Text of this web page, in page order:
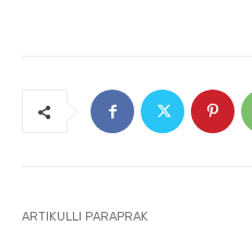
ARTIKULLI PARAPRAK